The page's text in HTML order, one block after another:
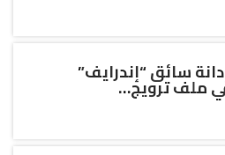
سائق “إندرايف”
ملف ترويج…